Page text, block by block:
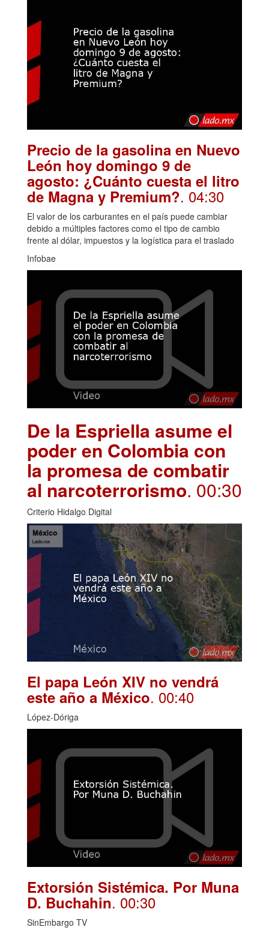
Precio de la gasolina en Nuevo
León hoy domingo 9 de
agosto: ¿Cuánto cuesta el litro
de Magna y Premium?. 04:30
El valor de los carburantes en el país puede cambiar
debido a múltiples factores como el tipo de cambio
frente al dólar, impuestos y la logística para el traslado
Infobae
De la Espriella asume el
poder en Colombia con
la promesa de combatir
al narcoterrorismo. 00:30
Criterio Hidalgo Digital
El papa León XIV no vendrá
este año a México. 00:40
López-Dóriga
Extorsión Sistémica. Por Muna
D. Buchahin. 00:30
SinEmbargo TV